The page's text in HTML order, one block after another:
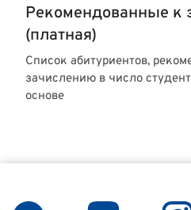
Рекомендованные к
(платная)
Список абитуриентов,
зачислению в число
основе